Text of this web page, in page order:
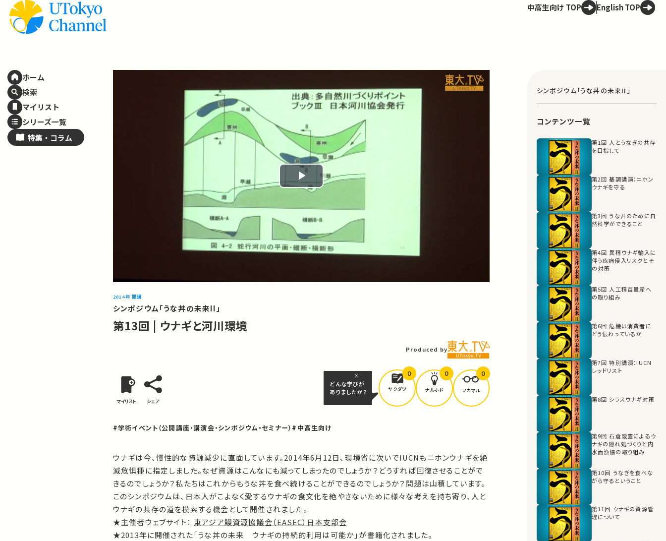
ホーム
検索
マイリスト
シリーズ一覧
特集・ コラム
中高生向け TOP English TOP
Play
Video
2014年 開講
シンポジウム「うな丼の未来II」
第13回 | ウナギと河川環境
Produced by
マイリスト シェア
どんな学びが
ありましたか？
ヤクダツ
0
ナルホド
0
フカマル
0
#学術イベント（公開講座・講演会・シンポジウム・セミナー） #中高生向け
ウナギは今、慢性的な資源減少に直面しています。2014年6月12日、環境省に次いでIUCNもニホンウナギを絶
滅危惧種に指定しました。なぜ資源はこんなにも減ってしまったのでしょうか？どうすれば回復させることがで
きるのでしょうか？私たちはこれからもうな丼を食べ続けることができるのでしょうか？問題は山積しています。
このシンポジウムは、日本人がこよなく愛するウナギの食文化を絶やさないために様々な考えを持ち寄り、人と
ウナギの共存の道を模索する機会として開催されました。
★主催者ウェブサイト： 東アジア鰻資源協議会（EASEC）日本支部会
★2013年に開催された「うな丼の未来 ウナギの持続的利用は可能か」が書籍化されました。
シンポジウム「うな丼の未来II」
コンテンツ一覧
第1回 人とうなぎの共存
を目指して
第2回 基調講演：ニホン
ウナギを守る
第3回 うな丼のために自
然科学ができること
第4回 異種ウナギ輸入に
伴う疾病侵入リスクとそ
の対策
第5回 人工種苗量産へ
の取り組み
第6回 危機は消費者に
どう伝わっているか
第7回 特別講演：IUCN
レッドリスト
第8回 シラスウナギ対策
第9回 石倉設置によるウ
ナギの隠れ処づくりと内
水面漁協の取り組み
第10回 うなぎを食べな
がら守るということ
第11回 ウナギの資源管
理について